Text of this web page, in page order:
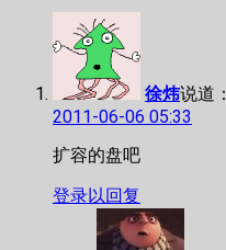
徐炜说道：
2011-06-06 05:33
扩容的盘吧
登录以回复